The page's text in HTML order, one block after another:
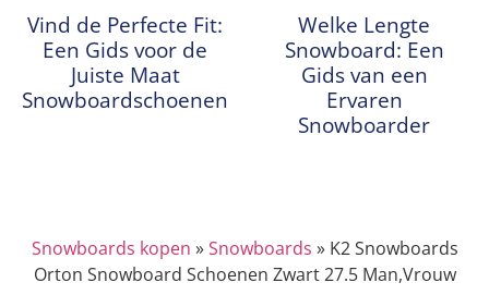
Vind de Perfecte Fit:
Een Gids voor de
Juiste Maat
Snowboardschoenen
Welke Lengte
Snowboard: Een
Gids van een
Ervaren
Snowboarder
Snowboards kopen »Snowboards » K2 Snowboards
Orton Snowboard Schoenen Zwart 27.5 Man,Vrouw